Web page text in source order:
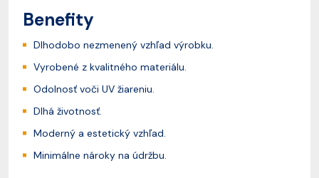
Benefity
Dlhodobo nezmenený vzhľad výrobku.
Vyrobené z kvalitného materiálu.
Odolnosť voči UV žiareniu.
Dlhá životnosť.
Moderný a estetický vzhľad.
Minimálne nároky na údržbu.